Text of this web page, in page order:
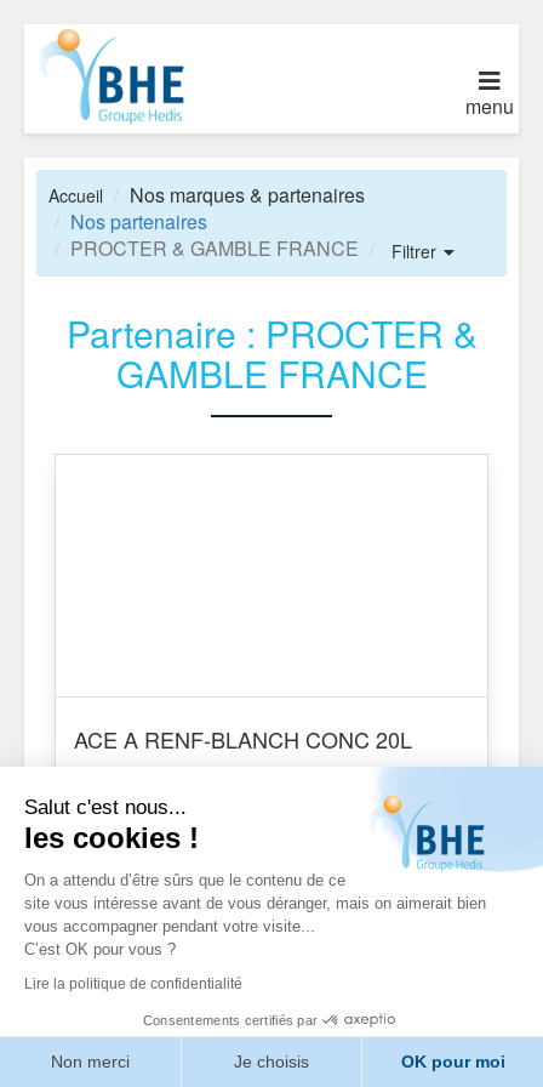
Salut c'est nous...
les cookies !
On a attendu d’être sûrs que le contenu de ce
site vous intéresse avant de vous déranger, mais on aimerait bien
vous accompagner pendant votre visite...
C’est OK pour vous ?
Lire la politique de confidentialité
Consentements certifiés par
Non merci Je choisis OK pour moi
menu
Accueil
Nos marques & partenaires
Nos partenaires
PROCTER & GAMBLE FRANCE
Filtrer
Partenaire : PROCTER &
GAMBLE FRANCE
ACE A RENF-BLANCH CONC 20L